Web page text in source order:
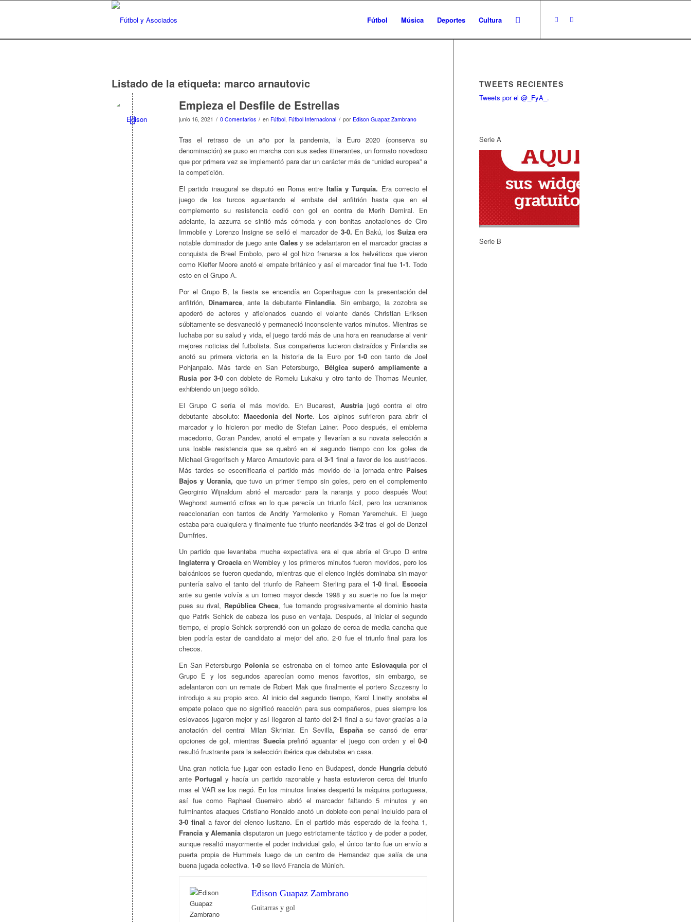
Fútbol Música Deportes Cultura
Listado de la etiqueta: marco arnautovic
Empieza el Desfile de Estrellas
junio 16, 2021 / 0 Comentarios / en Fútbol, Fútbol Internacional / por Edison Guapaz Zambrano
Tras el retraso de un año por la pandemia, la Euro 2020 (conserva su
denominación) se puso en marcha con sus sedes itinerantes, un formato novedoso
que por primera vez se implementó para dar un carácter más de “unidad europea” a
la competición.
El partido inaugural se disputó en Roma entre Italia y Turquía. Era correcto el
juego de los turcos aguantando el embate del anfitrión hasta que en el
complemento su resistencia cedió con gol en contra de Merih Demiral. En
adelante, la azzurra se sintió más cómoda y con bonitas anotaciones de Ciro
Immobile y Lorenzo Insigne se selló el marcador de 3-0. En Bakú, los Suiza era
notable dominador de juego ante Galesy se adelantaron en el marcador gracias a
conquista de Breel Embolo, pero el gol hizo frenarse a los helvéticos que vieron
como Kieffer Moore anotó el empate británico y así el marcador final fue 1-1. Todo
esto en el Grupo A.
Por el Grupo B, la fiesta se encendía en Copenhague con la presentación del
anfitrión, Dinamarca, ante la debutante Finlandia. Sin embargo, la zozobra se
apoderó de actores y aficionados cuando el volante danés Christian Eriksen
súbitamente se desvaneció y permaneció inconsciente varios minutos. Mientras se
luchaba por su salud y vida, el juego tardó más de una hora en reanudarse al venir
mejores noticias del futbolista. Sus compañeros lucieron distraídos y Finlandia se
anotó su primera victoria en la historia de la Euro por 1-0con tanto de Joel
Pohjanpalo. Más tarde en San Petersburgo, Bélgica superó ampliamente a
Rusia por 3-0 con doblete de Romelu Lukaku y otro tanto de Thomas Meunier,
exhibiendo un juego sólido.
El Grupo C sería el más movido. En Bucarest, Austriajugó contra el otro
debutante absoluto: Macedonia del Norte. Los alpinos sufrieron para abrir el
marcador y lo hicieron por medio de Stefan Lainer. Poco después, el emblema
macedonio, Goran Pandev, anotó el empate y llevarían a su novata selección a
una loable resistencia que se quebró en el segundo tiempo con los goles de
Michael Gregoritsch y Marco Arnautovic para el3-1 final a favor de los austriacos.
Más tardes se escenificaría el partido más movido de la jornada entre Países
Bajos y Ucrania, que tuvo un primer tiempo sin goles, pero en el complemento
Georginio Wijnaldum abrió el marcador para la naranja y poco después Wout
Weghorst aumentó cifras en lo que parecía un triunfo fácil, pero los ucranianos
reaccionarían con tantos de Andriy Yarmolenko y Roman Yaremchuk. El juego
estaba para cualquiera y finalmente fue triunfo neerlandés3-2 tras el gol de Denzel
Dumfries.
Un partido que levantaba mucha expectativa era el que abría el Grupo D entre
Inglaterra y Croaciaen Wembley y los primeros minutos fueron movidos, pero los
balcánicos se fueron quedando, mientras que el elenco inglés dominaba sin mayor
puntería salvo el tanto del triunfo de Raheem Sterling para el 1-0 final. Escocia
ante su gente volvía a un torneo mayor desde 1998 y su suerte no fue la mejor
pues su rival, República Checa, fue tomando progresivamente el dominio hasta
que Patrik Schick de cabeza los puso en ventaja. Después, al iniciar el segundo
tiempo, el propio Schick sorprendió con un golazo de cerca de media cancha que
bien podría estar de candidato al mejor del año. 2-0 fue el triunfo final para los
checos.
En San Petersburgo Polonia se estrenaba en el torneo ante Eslovaquia por el
Grupo E y los segundos aparecían como menos favoritos, sin embargo, se
adelantaron con un remate de Robert Mak que finalmente el portero Szczesny lo
introdujo a su propio arco. Al inicio del segundo tiempo, Karol Linetty anotaba el
empate polaco que no significó reacción para sus compañeros, pues siempre los
eslovacos jugaron mejor y así llegaron al tanto del 2-1 final a su favor gracias a la
anotación del central Milan Skriniar. En Sevilla, España se cansó de errar
opciones de gol, mientras Sueciaprefirió aguantar el juego con orden y el0-0
resultó frustrante para la selección ibérica que debutaba en casa.
Una gran noticia fue jugar con estadio lleno en Budapest, donde Hungríadebutó
ante Portugal y hacía un partido razonable y hasta estuvieron cerca del triunfo
mas el VAR se los negó. En los minutos finales despertó la máquina portuguesa,
así fue como Raphael Guerreiro abrió el marcador faltando 5 minutos y en
fulminantes ataques Cristiano Ronaldo anotó un doblete con penal incluído para el
3-0 final a favor del elenco lusitano. En el partido más esperado de la fecha 1,
Francia y Alemania disputaron un juego estrictamente táctico y de poder a poder,
aunque resaltó mayormente el poder individual galo, el único tanto fue un envío a
puerta propia de Hummels luego de un centro de Hernandez que salía de una
buena jugada colectiva. 1-0 se llevó Francia de Múnich.
Edison Guapaz Zambrano
Guitarras y gol
TWEETS RECIENTES
Tweets por el @_FyA_.
Serie A
Serie B